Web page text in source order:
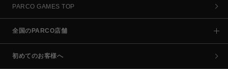
PARCO GAMES TOP
全国のPARCO店舗
初めてのお客様へ